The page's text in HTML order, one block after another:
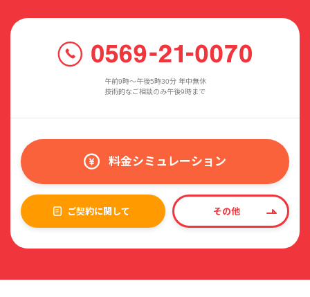
午前9時〜午後5時30分 年中無休
技術的なご相談のみ午後9時まで
料金シミュレーション
ご契約に関して その他